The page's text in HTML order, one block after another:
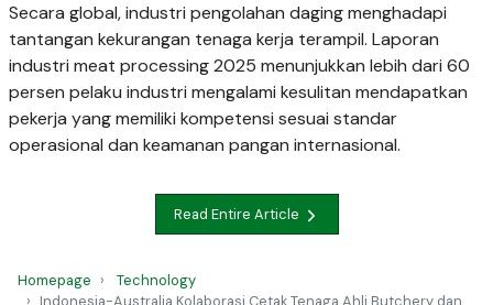
Secara global, industri pengolahan daging menghadapi
tantangan kekurangan tenaga kerja terampil. Laporan
industri meat processing 2025 menunjukkan lebih dari 60
persen pelaku industri mengalami kesulitan mendapatkan
pekerja yang memiliki kompetensi sesuai standar
operasional dan keamanan pangan internasional.
Read Entire Article
Homepage
Technology
Indonesia-Australia Kolaborasi Cetak Tenaga Ahli Butchery dan